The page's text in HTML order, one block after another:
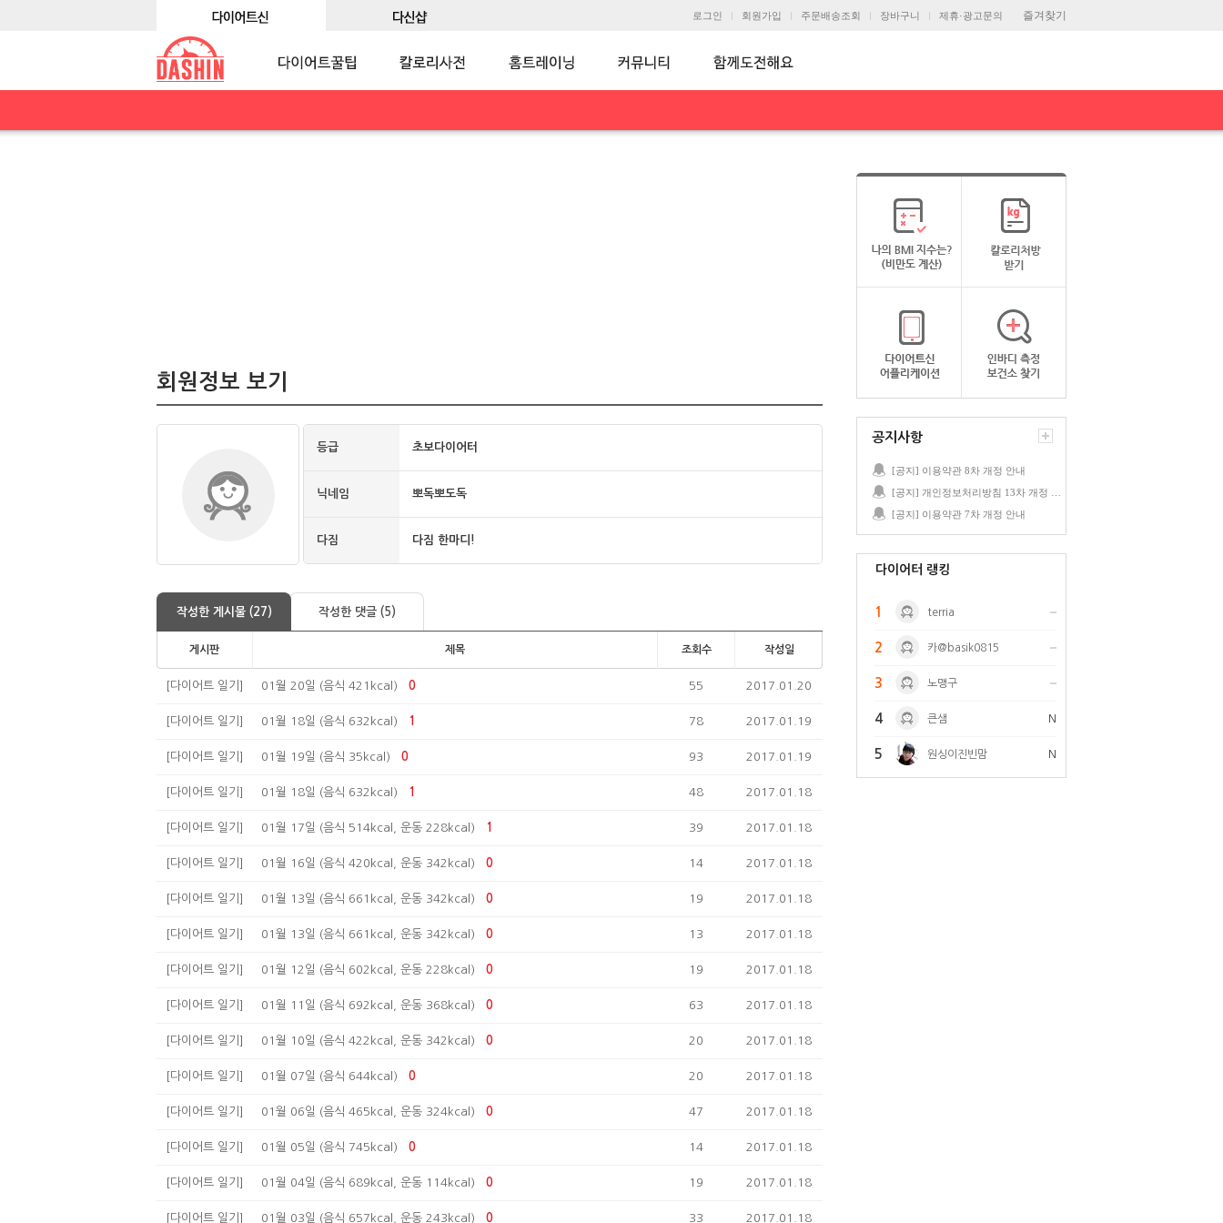
즐겨찾기
로그인 회원가입 주문배송조회 장바구니 제휴·광고문의
회원정보 보기
등급 초보다이어터
닉네임 뽀독뽀도독
다짐 다짐 한마디!
작성한 게시물 (27) 작성한 댓글 (5)
게시판 제목 조회수 작성일
[다이어트 일기] 01월 20일 (음식 421kcal) 0 55 2017.01.20
[다이어트 일기] 01월 18일 (음식 632kcal) 1 78 2017.01.19
[다이어트 일기] 01월 19일 (음식 35kcal) 0 93 2017.01.19
[다이어트 일기] 01월 18일 (음식 632kcal) 1 48 2017.01.18
[다이어트 일기] 01월 17일 (음식 514kcal, 운동 228kcal) 1 39 2017.01.18
[다이어트 일기] 01월 16일 (음식 420kcal, 운동 342kcal) 0 14 2017.01.18
[다이어트 일기] 01월 13일 (음식 661kcal, 운동 342kcal) 0 19 2017.01.18
[다이어트 일기] 01월 13일 (음식 661kcal, 운동 342kcal) 0 13 2017.01.18
[다이어트 일기] 01월 12일 (음식 602kcal, 운동 228kcal) 0 19 2017.01.18
[다이어트 일기] 01월 11일 (음식 692kcal, 운동 368kcal) 0 63 2017.01.18
[다이어트 일기] 01월 10일 (음식 422kcal, 운동 342kcal) 0 20 2017.01.18
[다이어트 일기] 01월 07일 (음식 644kcal) 0 20 2017.01.18
[다이어트 일기] 01월 06일 (음식 465kcal, 운동 324kcal) 0 47 2017.01.18
[다이어트 일기] 01월 05일 (음식 745kcal) 0 14 2017.01.18
[다이어트 일기] 01월 04일 (음식 689kcal, 운동 114kcal) 0 19 2017.01.18
[다이어트 일기] 01월 03일 (음식 657kcal, 운동 243kcal) 0 33 2017.01.18
공지사항
[공지] 이용약관 8차 개정 안내
[공지] 이용약관 7차 개정 안내
다이어터 랭킹
1 terria
2 카@basik0815
3 노맹구
4 큰샘 N
5 원싱이진빈맘 N